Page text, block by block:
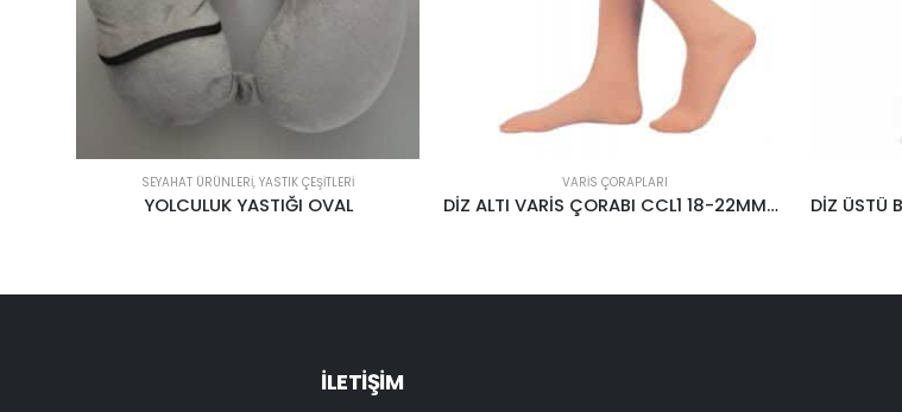
SEYAHAT ÜRÜNLERİ, YASTIK ÇEŞITLERI
YOLCULUK YASTIĞI OVAL
VARIS ÇORAPLARI
DİZ ALTI VARİS ÇORABI CCL1 18-22MMHG KREM
İLETİŞİM